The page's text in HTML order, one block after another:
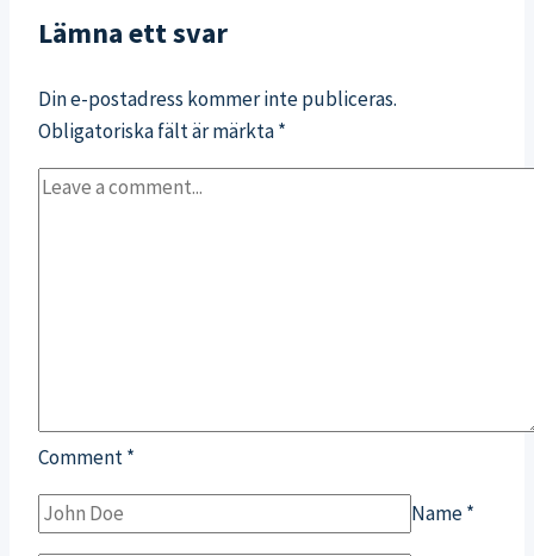
Surf
Lämna ett svar
Din e-postadress kommer inte publiceras.
Obligatoriska fält är märkta*
Comment*
Name*